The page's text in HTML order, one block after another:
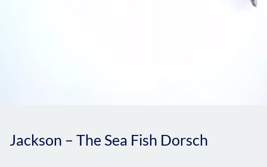
Jackson – The Sea Fish Dorsch